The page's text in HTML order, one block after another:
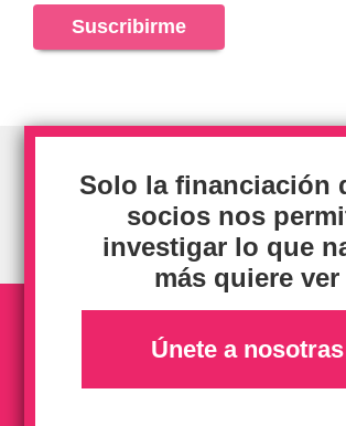
Solo la financiación
socios nos
investigar lo que
más quiere ver
Únete a nosotras